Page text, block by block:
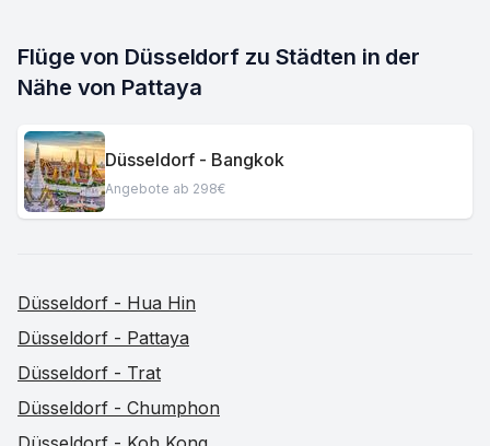
Flüge von Düsseldorf zu Städten in der
Nähe von Pattaya
Düsseldorf - Bangkok
Angebote ab 298€
Düsseldorf - Hua Hin
Düsseldorf - Pattaya
Düsseldorf - Trat
Düsseldorf - Chumphon